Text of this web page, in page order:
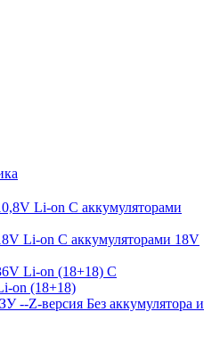
С аккумуляторами
С аккумуляторами 18V
С
on (18+18)
Без аккумулятора и